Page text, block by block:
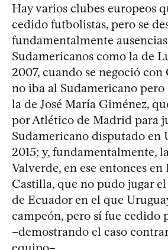
Hay varios clubes europeos
cedido futbolistas, pero se
fundamentalmente
Sudamericanos como la de
2007, cuando se negoció
no iba al Sudamericano
la de José María Giménez,
por Atlético de Madrid para
Sudamericano disputado en
2015; y, fundamentalmente,
Valverde, en ese entonces
Castilla, que no pudo jugar
de Ecuador en el que
campeón, pero sí fue cedido
–demostrando el caso